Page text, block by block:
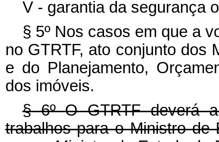
V - garantia da segurança
§ 5º Nos casos em que a
no GTRTF, ato conjunto dos
e do Planejamento,
dos imóveis.
§ 6ºO GTRTF deverá
trabalhos para o Ministro de